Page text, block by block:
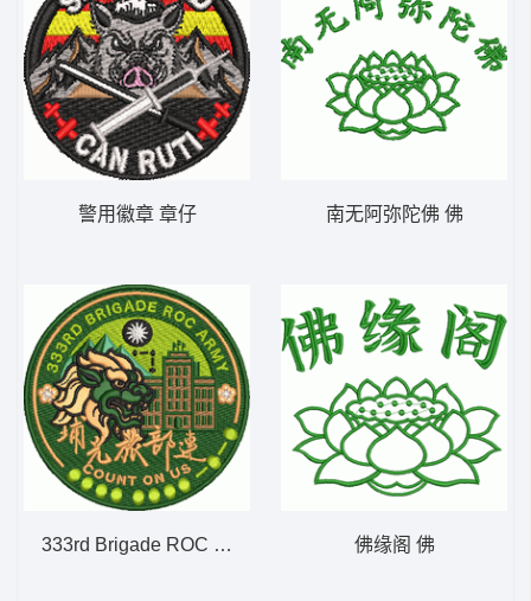
警用徽章 章仔
333rd Brigade ROC Army Patch 章仔
南无阿弥陀佛 佛
佛缘阁 佛